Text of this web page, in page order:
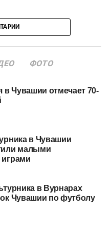
ФОТО
в Чувашии отмечает 70-
в Чувашии
малыми
в Вурнарах
Чувашии по футболу